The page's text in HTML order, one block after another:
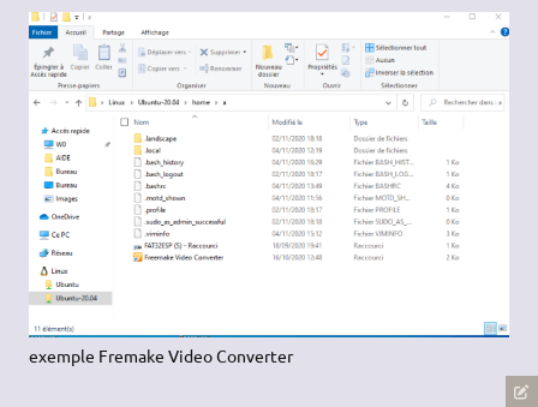
exemple Fremake Video Converter